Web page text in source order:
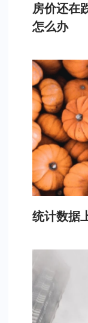
房价还在
怎么办
统计数据